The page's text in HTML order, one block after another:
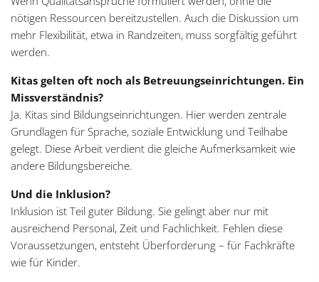
nötigen Ressourcen bereitzustellen. Auch die Diskussion um
mehr Flexibilität, etwa in Randzeiten, muss sorgfältig geführt
werden.
Kitas gelten oft noch als Betreuungseinrichtungen. Ein
Missverständnis?
Ja. Kitas sind Bildungseinrichtungen. Hier werden zentrale
Grundlagen für Sprache, soziale Entwicklung und Teilhabe
gelegt. Diese Arbeit verdient die gleiche Aufmerksamkeit wie
andere Bildungsbereiche.
Und die Inklusion?
Inklusion ist Teil guter Bildung. Sie gelingt aber nur mit
ausreichend Personal, Zeit und Fachlichkeit. Fehlen diese
Voraussetzungen, entsteht Überforderung – für Fachkräfte
wie für Kinder.